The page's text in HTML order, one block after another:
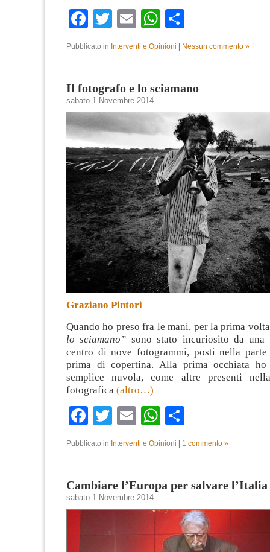
Facebook
TwitterEmailWhatsApp
Pubblicato in Interventi e Opinioni Nessun commento »
Il fotografo e lo sciamano
sabato 1 Novembre 2014
Graziano Pintori
Quando ho preso fra le mani, per la prima
lo sciamano” sono stato incuriosito da
centro di nove fotogrammi, posti nella parte
prima di copertina. Alla prima occhiata ho
semplice nuvola, come altre presenti
fotografica (altro…)
Facebook
TwitterEmailWhatsApp
Pubblicato in Interventi e Opinioni 1 commento »
Cambiare l’Europa per salvare l’Italia
sabato 1 Novembre 2014